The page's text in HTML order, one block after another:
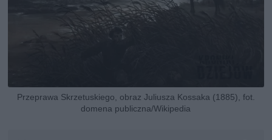
Przeprawa Skrzetuskiego, obraz Juliusza Kossaka (1885), fot.
domena publiczna/Wikipedia